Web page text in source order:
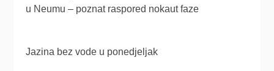
u Neumu – poznat raspored nokaut faze
Jazina bez vode u ponedjeljak